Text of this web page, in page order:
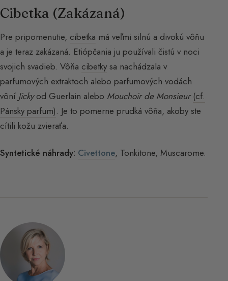
Cibetka (Zakázaná)
Pre pripomenutie, cibetka má veľmi silnú a divokú vôňu
a je teraz zakázaná. Etiópčania ju používali čistú v noci
svojich svadieb. Vôňa cibetky sa nachádzala v
parfumových extraktoch alebo parfumových vodách
vôní Jickyod Guerlain alebo Mouchoir de Monsieur (cf.
Pánsky parfum). Je to pomerne prudká vôňa, akoby ste
cítili kožu zvieraťa.
Syntetické náhrady: Civettone, Tonkitone, Muscarome.